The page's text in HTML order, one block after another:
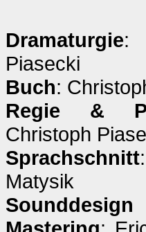
Dramaturgie:
Piasecki
Buch:
Regie &
Christoph
Sprachschnitt
Matysik